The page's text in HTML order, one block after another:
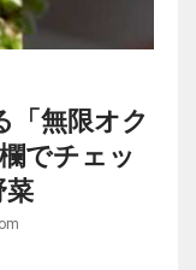
「無限オク
でチェッ
菜